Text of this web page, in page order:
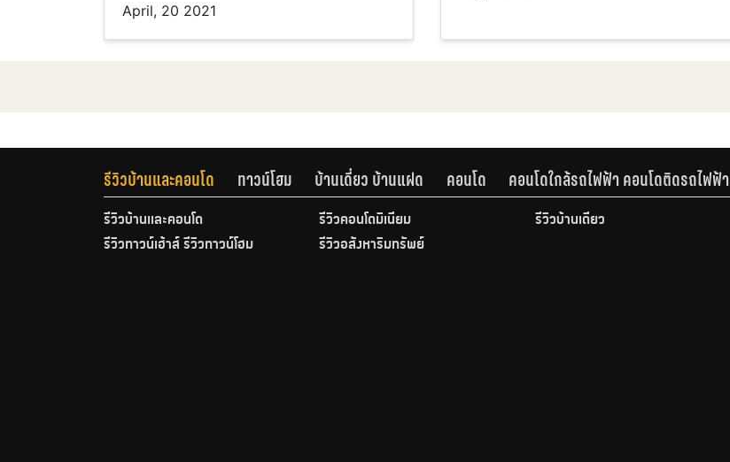
April, 20 2021
รีวิวบ้านและคอนโด ทาวน์โฮม บ้านเดี่ยว บ้านแฝด คอนโด คอนโดใกล้รถไฟฟ้า คอนโดติดรถไฟฟ้า
รีวิวบ้านและคอนโด รีวิวคอนโดมิเนียม
รีวิวบ้านเดี่ยว
รีวิวทาวน์เฮ้าส์ รีวิวทาวน์โฮม
รีวิวอสังหาริมทรัพย์